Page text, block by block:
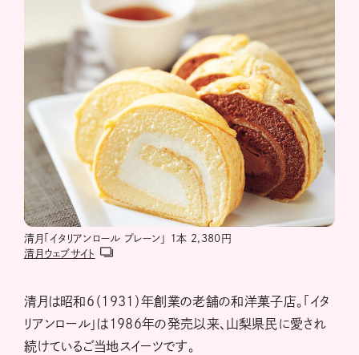
清月「イタリアンロール プレーン」 １本 2,380円
清月ウェブサイト
清月は昭和6（1931）年創業の老舗の和洋菓子店。「イタ
リアンロール」は1986年の発売以来、山梨県民に愛され
続けているご当地スイーツです。